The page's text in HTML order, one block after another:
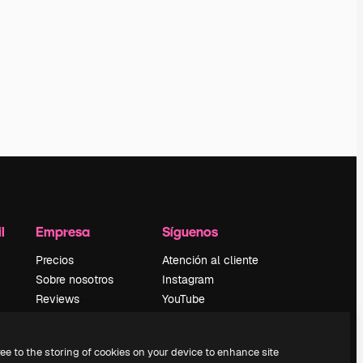
Empresa
Precios
Sobre nosotros
Reviews
búsqueda
Síguenos
Atención al cliente
Instagram
YouTube
Discord
to the storing of cookies on your device to enhance site